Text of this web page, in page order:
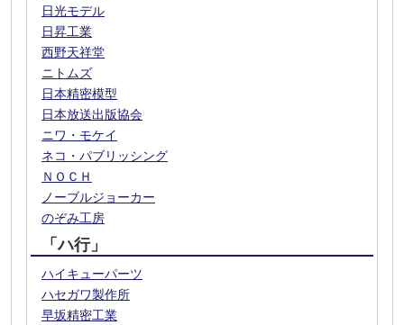
日光モデル
日昇工業
西野天祥堂
ニトムズ
日本精密模型
日本放送出版協会
ニワ・モケイ
ネコ・パブリッシング
ＮＯＣＨ
ノーブルジョーカー
のぞみ工房
「ハ行」
ハイキューパーツ
ハセガワ製作所
早坂精密工業